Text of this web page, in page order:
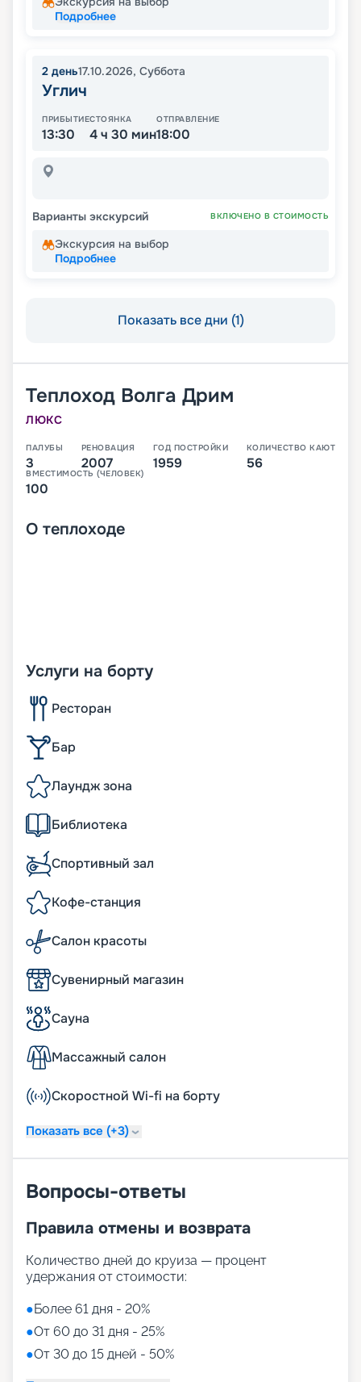
Подробнее
2 день17.10.2026, Суббота
Углич
ПРИБЫТИЕ
13:30
СТОЯНКА
4 ч 30 мин
ОТПРАВЛЕНИЕ
18:00
Варианты экскурсий ВКЛЮЧЕНО В СТОИМОСТЬ
Экскурсия на выбор
Подробнее
Показать все дни (1)
Теплоход Волга Дрим
ЛЮКС
ПАЛУБЫ
3
РЕНОВАЦИЯ
2007
ГОД ПОСТРОЙКИ
1959
КОЛИЧЕСТВО КАЮТ
56
ВМЕСТИМОСТЬ (ЧЕЛОВЕК)
100
О теплоходе
Услуги на борту
Ресторан
Бар
Лаундж зона
Библиотека
Спортивный зал
Кофе-станция
Салон красоты
Сувенирный магазин
Сауна
Массажный салон
Скоростной Wi-fi на борту
Показать все (+3)
Вопросы-ответы
Правила отмены и возврата
Количество дней до круиза — процент
удержания от стоимости:
●Более 61 дня - 20%
●От 60 до 31 дня - 25%
●От 30 до 15 дней - 50%